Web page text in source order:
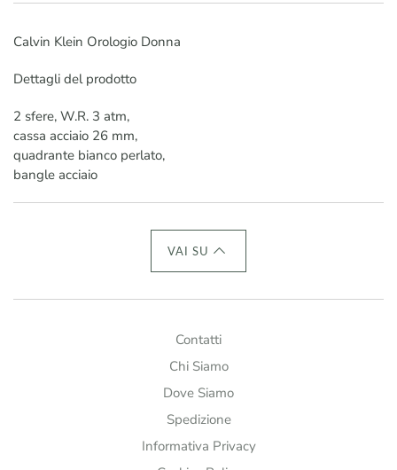
Calvin Klein Orologio Donna
Dettagli del prodotto
2 sfere, W.R. 3 atm,
cassa acciaio 26 mm,
quadrante bianco perlato,
bangle acciaio
VAI SU
Contatti
Chi Siamo
Dove Siamo
Spedizione
Informativa Privacy